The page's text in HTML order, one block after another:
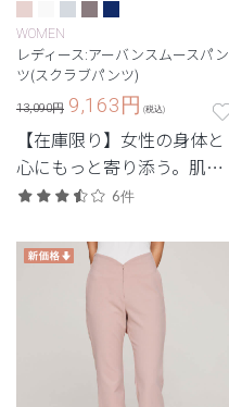
WOMEN
レディース:アーバンスムースパン
ツ(スクラブパンツ)
13,090円 9,163円 (税込)
【在庫限り】女性の身体と
心にもっと寄り添う。肌触
りにこだわった素材と柔ら
徴。
6件